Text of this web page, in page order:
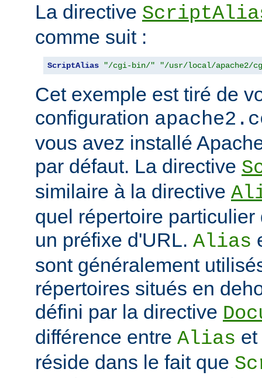
La directive
comme suit :
ScriptAlias "/cgi-bin/" "/usr/local/apache2/
Cet exemple est tiré de
configuration
vous avez installé
par défaut. La directive
similaire à la directive
quel répertoire
un préfixe d'URL. Alias
sont généralement
répertoires situés en
défini par la directive
différence entre Alias et
réside dans le fait que